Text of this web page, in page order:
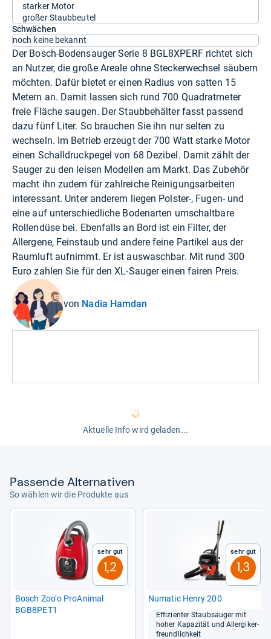
starker Motor
großer Staubbeutel
Schwächen
noch keine bekannt
Der Bosch-Bodensauger Serie 8 BGL8XPERF richtet sich
an Nutzer, die große Areale ohne Steckerwechsel säubern
möchten. Dafür bietet er einen Radius von satten 15
Metern an. Damit lassen sich rund 700 Quadratmeter
freie Fläche saugen. Der Staubbehälter fasst passend
dazu fünf Liter. So brauchen Sie ihn nur selten zu
wechseln. Im Betrieb erzeugt der 700 Watt starke Motor
einen Schalldruckpegel von 68 Dezibel. Damit zählt der
Sauger zu den leisen Modellen am Markt. Das Zubehör
macht ihn zudem für zahlreiche Reinigungsarbeiten
interessant. Unter anderem liegen Polster-, Fugen- und
eine auf unterschiedliche Bodenarten umschaltbare
Rollendüse bei. Ebenfalls an Bord ist ein Filter, der
Allergene, Feinstaub und andere feine Partikel aus der
Raumluft aufnimmt. Er ist auswaschbar. Mit rund 300
Euro zahlen Sie für den XL-Sauger einen fairen Preis.
von Nadia Hamdan
Aktuelle Info wird geladen...
Pas­sende Alter­na­ti­ven
So wählen wir die Produkte aus
Sehr gut
1,2
Bosch Zoo‘o Pro­A­ni­mal
BGB8PET1
Sehr gut
1,3
Numa­tic Henry 200
Effi­zi­en­ter Staub­sau­ger mit
hoher Kapa­zi­tät und All­er­gi­ker­
freund­lich­keit